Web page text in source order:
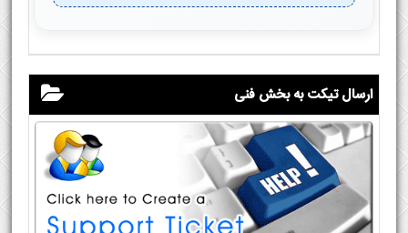
ارسال تیکت به بخش فنی